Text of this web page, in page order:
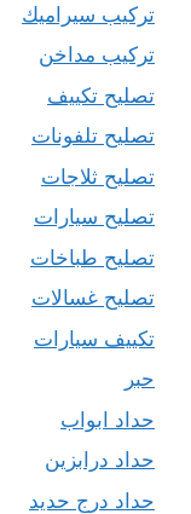
تركيب سيراميك
تركيب مداخن
تصليح تكييف
تصليح تلفونات
تصليح ثلاجات
تصليح سيارات
تصليح طباخات
تصليح غسالات
تكييف سيارات
حبر
حداد ابواب
حداد درابزين
حداد درج حديد